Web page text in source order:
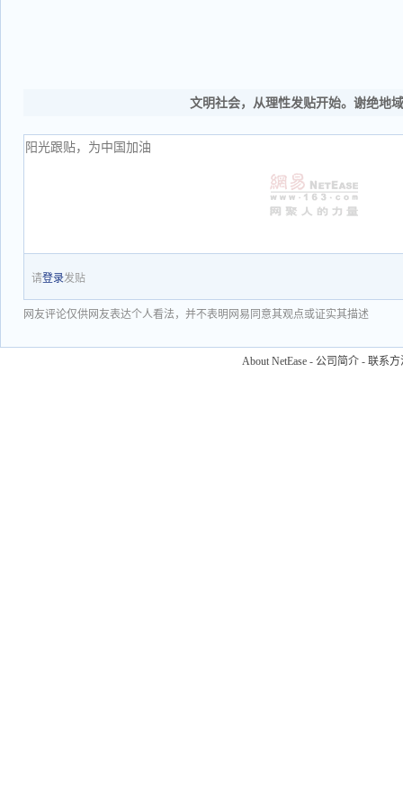
文明社会，从理性发贴开始。谢绝地
请登录发贴
网友评论仅供网友表达个人看法，并不表明网易同意其观点或证实其描述
About NetEase - 公司简介 - 联系方